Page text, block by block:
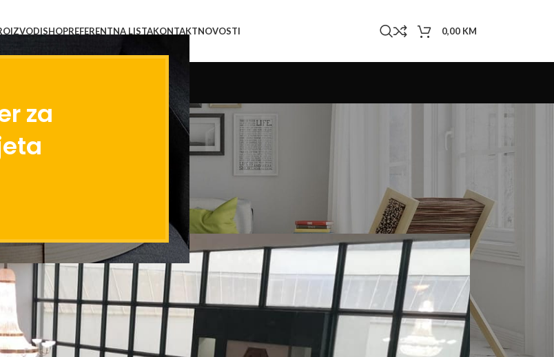
za
SHOPREFERENTNA LISTAKONTAKTNOVOSTI 0,00 KM
Wool Carpet ispunio sva očekivanja!